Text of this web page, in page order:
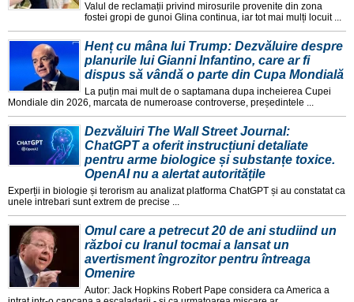
Valul de reclamații privind mirosurile provenite din zona
fostei gropi de gunoi Glina continua, iar tot mai mulți locuit ...
Henț cu mâna lui Trump: Dezvăluire despre
planurile lui Gianni Infantino, care ar fi
dispus să vândă o parte din Cupa Mondială
La puțin mai mult de o saptamana dupa incheierea Cupei
Mondiale din 2026, marcata de numeroase controverse, președintele ...
Dezvăluiri The Wall Street Journal:
ChatGPT a oferit instrucțiuni detaliate
pentru arme biologice și substanțe toxice.
OpenAI nu a alertat autoritățile
Experții in biologie și terorism au analizat platforma ChatGPT și au constatat ca
unele intrebari sunt extrem de precise ...
Omul care a petrecut 20 de ani studiind un
război cu Iranul tocmai a lansat un
avertisment îngrozitor pentru întreaga
Omenire
Autor: Jack Hopkins Robert Pape considera ca America a